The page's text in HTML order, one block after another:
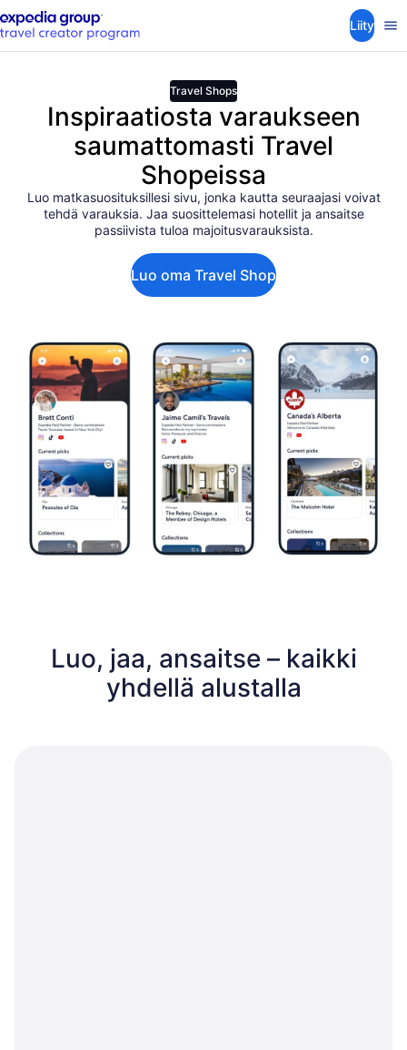
Liity
Travel Shops
Inspiraatiosta varaukseen
saumattomasti Travel
Shopeissa
Luo matkasuosituksillesi sivu, jonka kautta seuraajasi voivat
tehdä varauksia. Jaa suosittelemasi hotellit ja ansaitse
passiivista tuloa majoitusvarauksista.
Luo oma Travel Shop
Luo, jaa, ansaitse – kaikki
yhdellä alustalla